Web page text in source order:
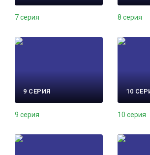
7 серия 8 серия
9 СЕРИЯ
9 серия
10
10 серия